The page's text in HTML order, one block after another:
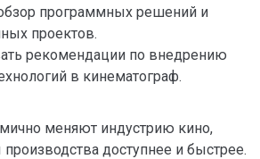
программных решений и
проектов.
рекомендации по внедрению
в кинематограф.
меняют индустрию кино,
доступнее и быстрее.